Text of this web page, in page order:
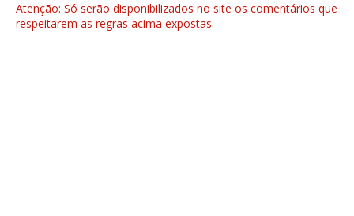
Atenção: Só serão disponibilizados no site os comentários que
respeitarem as regras acima expostas.